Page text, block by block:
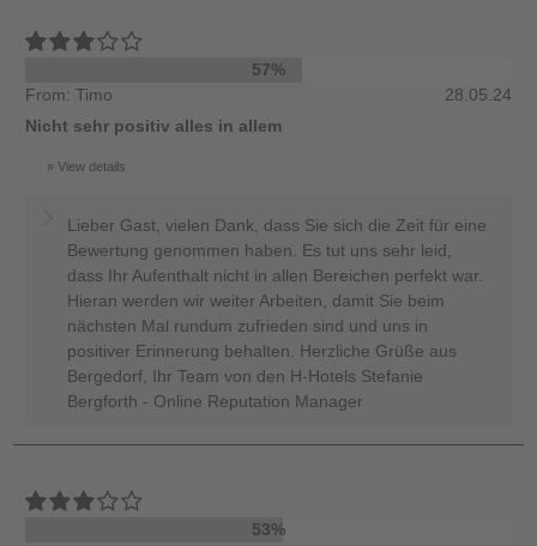
57%
From: Timo
28.05.24
Nicht sehr positiv alles in allem
View details
Lieber Gast, vielen Dank, dass Sie sich die Zeit für eine
Bewertung genommen haben. Es tut uns sehr leid,
dass Ihr Aufenthalt nicht in allen Bereichen perfekt war.
Hieran werden wir weiter Arbeiten, damit Sie beim
nächsten Mal rundum zufrieden sind und uns in
positiver Erinnerung behalten. Herzliche Grüße aus
Bergedorf, Ihr Team von den H-Hotels Stefanie
Bergforth - Online Reputation Manager
53%